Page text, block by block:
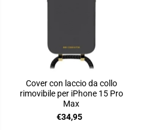
Cover con laccio da collo
rimovibile per iPhone 15 Pro
Max
€34,95